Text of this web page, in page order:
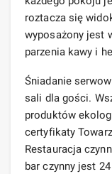
roztacza się
wyposażony jest
parzenia kawy i
Śniadanie
sali dla gości.
produktów
certyfikaty
Restauracja
bar czynny jest